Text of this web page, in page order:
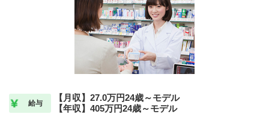
給与
【月収】27.0万円24歳～モデル
【年収】405万円24歳～モデル